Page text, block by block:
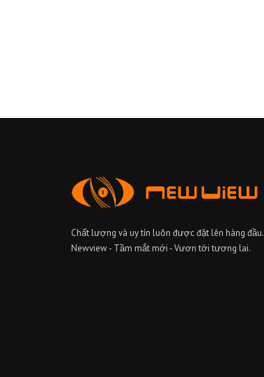
Chất lượng và uy tín luôn được đặt lên hàng đầu.
Newview - Tầm mắt mới - Vươn tới tương lai.